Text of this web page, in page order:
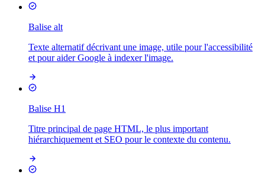
Balise alt
Texte alternatif décrivant une image, utile pour l'accessibilité
et pour aider Google à indexer l'image.
Balise H1
Titre principal de page HTML, le plus important
hiérarchiquement et SEO pour le contexte du contenu.